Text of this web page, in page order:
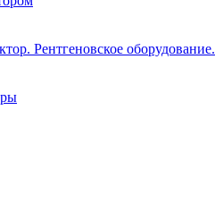
Рентгеновское оборудование.